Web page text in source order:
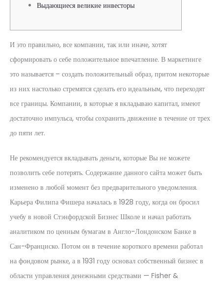
Выдающиеся великие инвесторы
И это правильно, все компании, так или иначе, хотят
сформировать о себе положительное впечатление. В маркетинге
это называется – создать положительный образ, притом некоторые
из них настолько стремятся сделать его идеальным, что переходят
все границы. Компании, в которые я вкладываю капитал, имеют
достаточно импульса, чтобы сохранить движение в течение от трех
до пяти лет.
Не рекомендуется вкладывать деньги, которые Вы не можете
позволить себе потерять. Содержание данного сайта может быть
изменено в любой момент без предварительного уведомления.
Карьера Филипа Фишера началась в 1928 году, когда он бросил
учебу в новой Стэнфордской Бизнес Школе и начал работать
аналитиком по ценным бумагам в Англо-Лондонском Банке в
Сан-Франциско. Потом он в течение короткого времени работал
на фондовом рынке, а в 1931 году основал собственный бизнес в
области управления денежными средствами — Fisher &